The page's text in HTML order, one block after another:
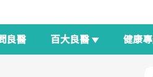
良醫 百大良醫 健康